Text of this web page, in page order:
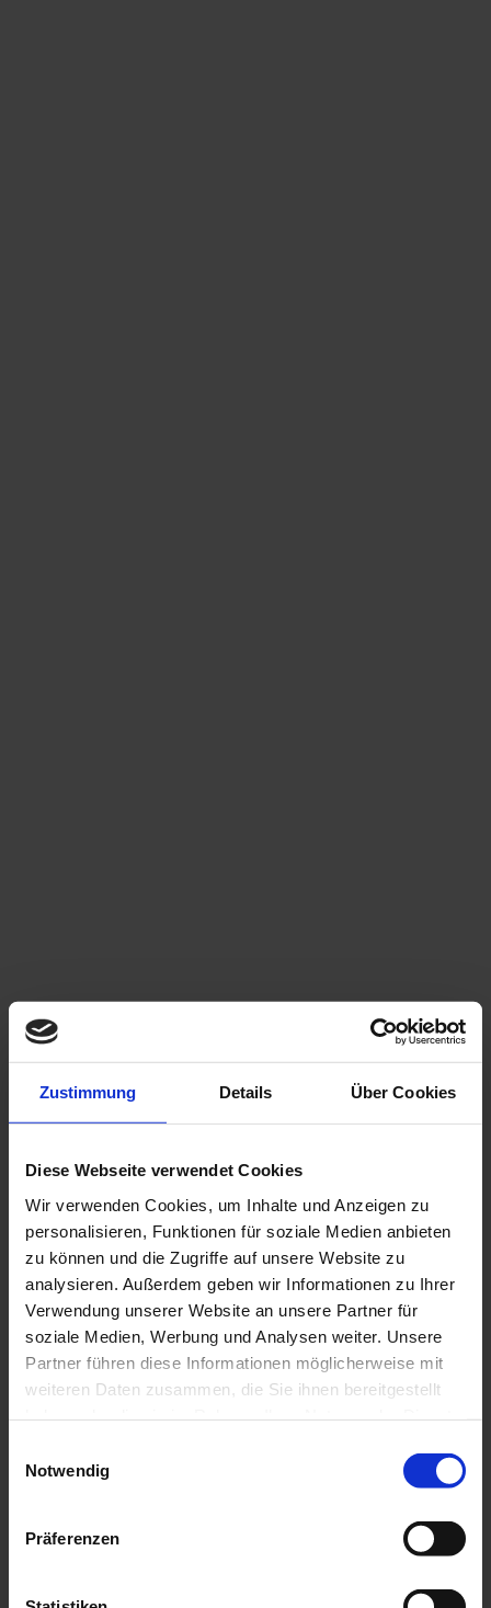
Zustimmung Details Über Cookies
Diese Webseite verwendet Cookies
Wir verwenden Cookies, um Inhalte und Anzeigen zu
personalisieren, Funktionen für soziale Medien anbieten
zu können und die Zugriffe auf unsere Website zu
analysieren. Außerdem geben wir Informationen zu Ihrer
Verwendung unserer Website an unsere Partner für
soziale Medien, Werbung und Analysen weiter. Unsere
Partner führen diese Informationen möglicherweise mit
weiteren Daten zusammen, die Sie ihnen bereitgestellt
Notwendig
Präferenzen